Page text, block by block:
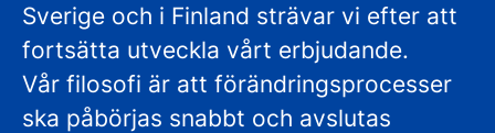
Sverige och i Finland strävar vi efter att
fortsätta utveckla vårt erbjudande.
Vår filosofi är att förändringsprocesser
ska påbörjas snabbt och avslutas